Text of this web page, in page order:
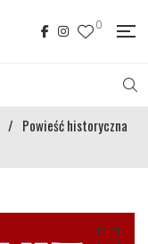
0
/ Powieść historyczna